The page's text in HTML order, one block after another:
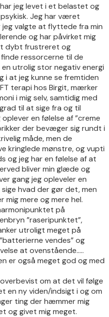
jeg levet i et belastet og
Jeg har været
valgte at flyttede fra min
og har påvirket mig
dybt frustreret og
ressorcerne til de
utrolig stor negativ energi
i at jeg kunne se fremtiden
terapi hos Birgit, mærker
i mig selv, samtidig med
til at sige fra og til
en følelse af ”creme
der bevæger sig rundt i
måde, men de
kringlede mønstre, og vupti
og jeg har en følelse af at
bliver min glæde og
gang jeg opleveler en
hvad der gør det, men
mere og mere hel.
på
”raseripunktet”,
utroligt meget på
vendes” og
at ovenstående…..
er også meget god og med
om at det vil følge
en ny viden/indsigt i og om
ting der hæmmer mig
og givet mig meget.